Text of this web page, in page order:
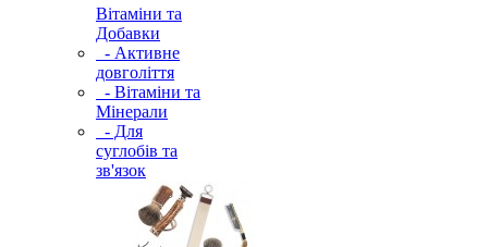
Вітаміни та
Добавки
- Активне
довголіття
- Вітаміни та
Мінерали
- Для
суглобів та
зв'язок